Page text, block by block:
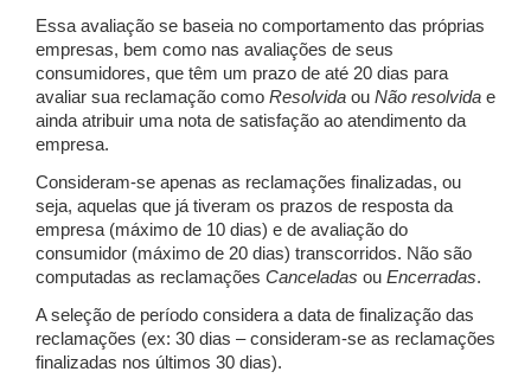
Essa avaliação se baseia no comportamento das próprias
empresas, bem como nas avaliações de seus
consumidores, que têm um prazo de até 20 dias para
avaliar sua reclamação como Resolvida ou Não resolvida e
ainda atribuir uma nota de satisfação ao atendimento da
empresa.
Consideram-se apenas as reclamações finalizadas, ou
seja, aquelas que já tiveram os prazos de resposta da
empresa (máximo de 10 dias) e de avaliação do
consumidor (máximo de 20 dias) transcorridos. Não são
computadas as reclamações Canceladas ou Encerradas.
A seleção de período considera a data de finalização das
reclamações (ex: 30 dias – consideram-se as reclamações
finalizadas nos últimos 30 dias).